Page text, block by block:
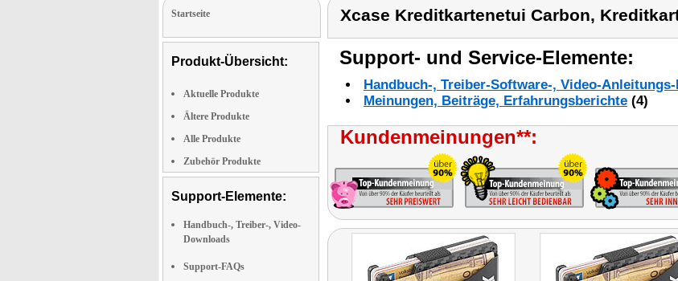
Startseite
Produkt-Übersicht:
Aktuelle Produkte
Ältere Produkte
Alle Produkte
Zubehör Produkte
Support-Elemente:
Handbuch-, Treiber-, Video-
Downloads
Support-FAQs
Xcase Kreditkartenetui Carbon,
Support- und Service-Elemente:
Handbuch-, Treiber-Software-, Video-
Meinungen, Beiträge, Erfahrungsberichte (4)
Kundenmeinungen**: